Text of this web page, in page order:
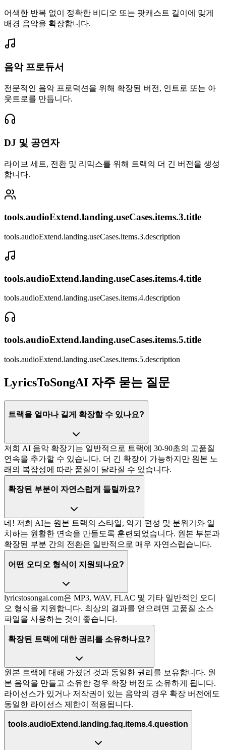
어색한 반복 없이 정확한 비디오 또는 팟캐스트 길이에 맞게
배경 음악을 확장합니다.
음악 프로듀서
전문적인 음악 프로덕션을 위해 확장된 버전, 인트로 또는 아
웃트로를 만듭니다.
DJ 및 공연자
라이브 세트, 전환 및 리믹스를 위해 트랙의 더 긴 버전을 생성
합니다.
tools.audioExtend.landing.useCases.items.3.title
tools.audioExtend.landing.useCases.items.3.description
tools.audioExtend.landing.useCases.items.4.title
tools.audioExtend.landing.useCases.items.4.description
tools.audioExtend.landing.useCases.items.5.title
tools.audioExtend.landing.useCases.items.5.description
LyricsToSongAI 자주 묻는 질문
트랙을 얼마나 길게 확장할 수 있나요?
저희 AI 음악 확장기는 일반적으로 트랙에 30-90초의 고품질
연속을 추가할 수 있습니다. 더 긴 확장이 가능하지만 원본 노
래의 복잡성에 따라 품질이 달라질 수 있습니다.
확장된 부분이 자연스럽게 들릴까요?
네! 저희 AI는 원본 트랙의 스타일, 악기 편성 및 분위기와 일
치하는 원활한 연속을 만들도록 훈련되었습니다. 원본 부분과
확장된 부분 간의 전환은 일반적으로 매우 자연스럽습니다.
어떤 오디오 형식이 지원되나요?
lyricstosongai.com은 MP3, WAV, FLAC 및 기타 일반적인 오디
오 형식을 지원합니다. 최상의 결과를 얻으려면 고품질 소스
파일을 사용하는 것이 좋습니다.
확장된 트랙에 대한 권리를 소유하나요?
원본 트랙에 대해 가졌던 것과 동일한 권리를 보유합니다. 원
본 음악을 만들고 소유한 경우 확장 버전도 소유하게 됩니다.
라이선스가 있거나 저작권이 있는 음악의 경우 확장 버전에도
동일한 라이선스 제한이 적용됩니다.
tools.audioExtend.landing.faq.items.4.question